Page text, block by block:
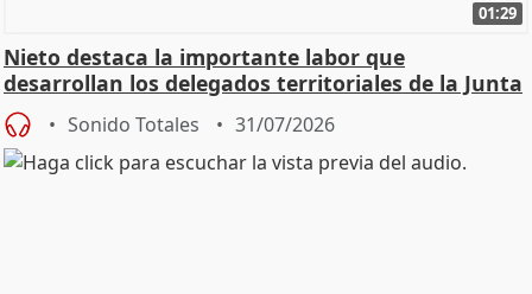
01:29
Nieto destaca la importante labor que
desarrollan los delegados territoriales de la Junta
Sonido Totales 31/07/2026